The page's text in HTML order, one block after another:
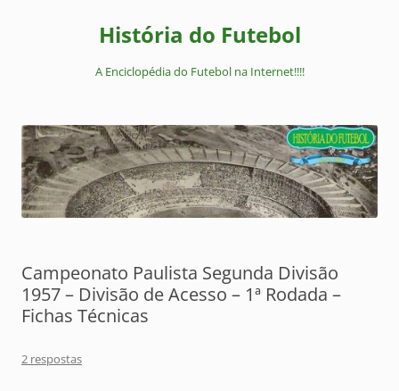
História do Futebol
A Enciclopédia do Futebol na Internet!!!!
Campeonato Paulista Segunda Divisão
1957 – Divisão de Acesso – 1ª Rodada –
Fichas Técnicas
2 respostas